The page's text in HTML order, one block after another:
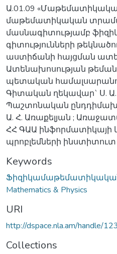
Ա.01.09
մաթեմատիկական
մասնագիտությամբ
գիտությունների
աստիճանի հայցման
Ատենախոսության
պետական
Գիտական ղեկավար` Ս. Ա.
Պաշտոնական
Ա. Հ. Առաքելյան ;
ՀՀ ԳԱԱ
պրոբլեմների ինստիտուտ
Keywords
Ֆիզիկամաթեմատիկական
Mathematics & Physics
URI
http://dspace.nla.am/handle/
Collections